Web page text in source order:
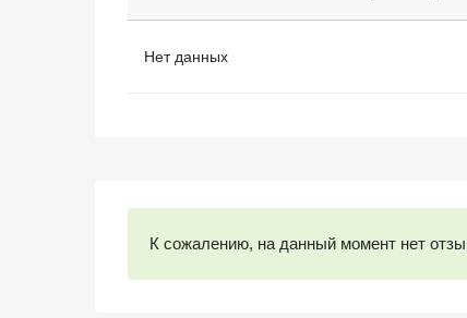
Нет данных
К сожалению, на данный момент нет